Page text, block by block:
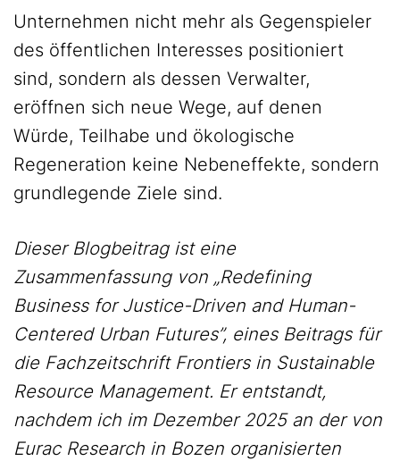
Unternehmen nicht mehr als Gegenspieler
des öffentlichen Interesses positioniert
sind, sondern als dessen Verwalter,
eröffnen sich neue Wege, auf denen
Würde, Teilhabe und ökologische
Regeneration keine Nebeneffekte, sondern
grundlegende Ziele sind.
Dieser Blogbeitrag ist eine
Zusammenfassung von „Redefining
Business for Justice-Driven and Human-
Centered Urban Futures”, eines Beitrags für
die Fachzeitschrift Frontiers in Sustainable
Resource Management. Er entstandt,
nachdem ich im Dezember 2025 an der von
Eurac Research in Bozen organisierten